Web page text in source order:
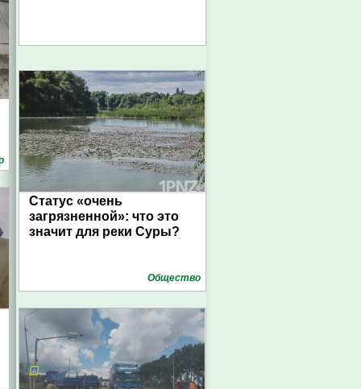
Статус «очень
загрязненной»: что это
значит для реки Суры?
Общество